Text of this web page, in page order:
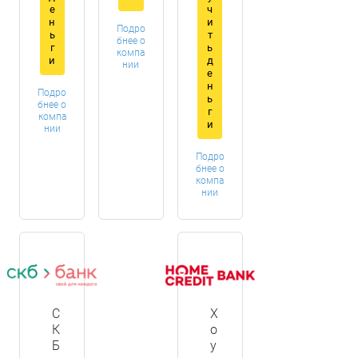
е
н
ь
г
и
Подро
бнее о
компа
нии
Подро
бнее о
компа
нии
ч
и
т
ь
д
е
н
ь
г
и
Подро
бнее о
компа
нии
С
К
Б
Х
о
у